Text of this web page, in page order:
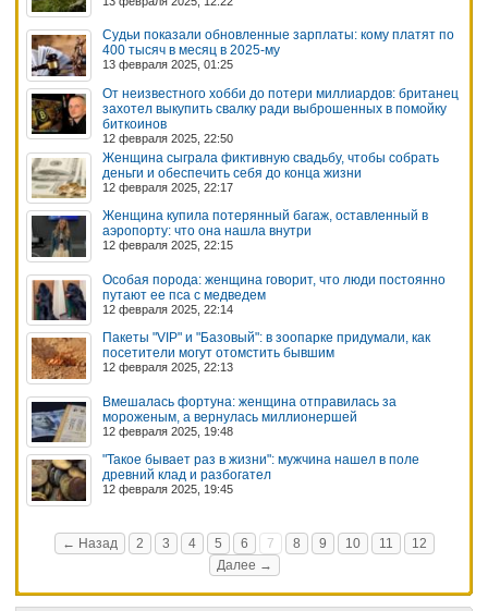
Судьи показали обновленные зарплаты: кому платят по
400 тысяч в месяц в 2025-му
13 февраля 2025, 01:25
От неизвестного хобби до потери миллиардов: британец
захотел выкупить свалку ради выброшенных в помойку
биткоинов
12 февраля 2025, 22:50
Женщина сыграла фиктивную свадьбу, чтобы собрать
деньги и обеспечить себя до конца жизни
12 февраля 2025, 22:17
Женщина купила потерянный багаж, оставленный в
аэропорту: что она нашла внутри
12 февраля 2025, 22:15
Особая порода: женщина говорит, что люди постоянно
путают ее пса с медведем
12 февраля 2025, 22:14
Пакеты "VIP" и "Базовый": в зоопарке придумали, как
посетители могут отомстить бывшим
12 февраля 2025, 22:13
Вмешалась фортуна: женщина отправилась за
мороженым, а вернулась миллионершей
12 февраля 2025, 19:48
"Такое бывает раз в жизни": мужчина нашел в поле
древний клад и разбогател
12 февраля 2025, 19:45
← Назад 2 3 4 5 6 7 8 9 10 11
12
Далее →